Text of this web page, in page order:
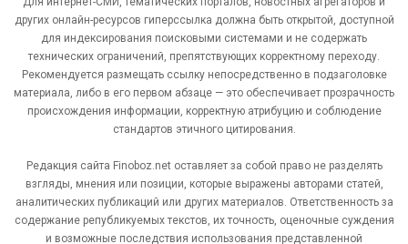
других онлайн-ресурсов гиперссылка должна быть открытой, доступной
для индексирования поисковыми системами и не содержать
технических ограничений, препятствующих корректному переходу.
Рекомендуется размещать ссылку непосредственно в подзаголовке
материала, либо в его первом абзаце — это обеспечивает прозрачность
происхождения информации, корректную атрибуцию и соблюдение
стандартов этичного цитирования.
Редакция сайта Finoboz.net оставляет за собой право не разделять
взгляды, мнения или позиции, которые выражены авторами статей,
аналитических публикаций или других материалов. Ответственность за
содержание републикуемых текстов, их точность, оценочные суждения
и возможные последствия использования представленной